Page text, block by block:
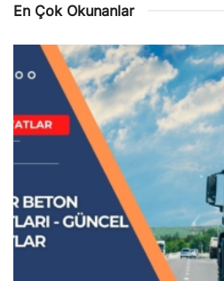
En Çok Okunanlar